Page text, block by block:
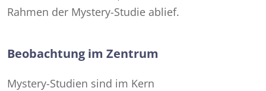
Rahmen der Mystery-Studie ablief.
Beobachtung im Zentrum
Mystery-Studien sind im Kern